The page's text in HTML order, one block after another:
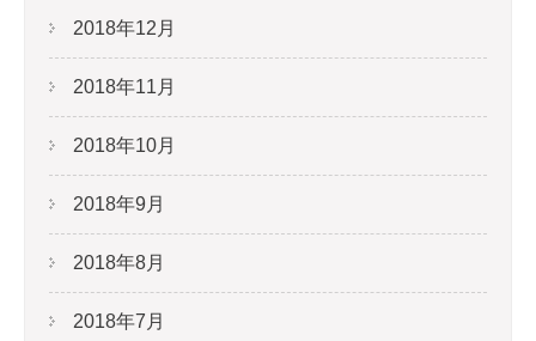
2018年12月
2018年11月
2018年10月
2018年9月
2018年8月
2018年7月